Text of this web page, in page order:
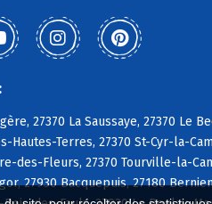
27370 La Saussaye, 27370 Le
Hautes-Terres, 27370 St-Cyr-la-
des-Fleurs, 27370 Tourville-la-
27930 Bacquepuis, 27180